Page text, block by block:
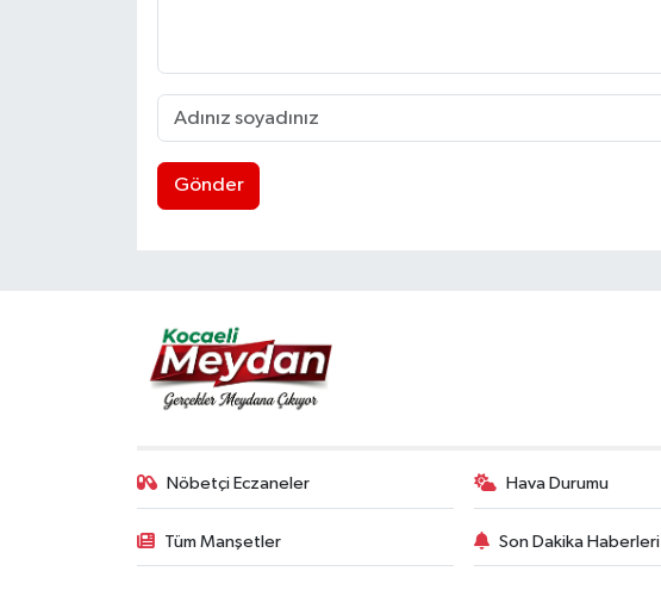
Gönder
Nöbetçi Eczaneler Hava Durumu
Tüm Manşetler Son Dakika Haberleri